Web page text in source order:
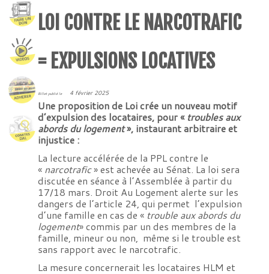
LOI CONTRE LE NARCOTRAFIC
= EXPULSIONS LOCATIVES
Billet publié le 4 février 2025
Une proposition de Loi crée un nouveau motif
d’expulsion des locataires, pour « troubles aux
abords du logement», instaurant arbitraire et
injustice :
La lecture accélérée de la PPL contre le
« narcotrafic» est achevée au Sénat. La loi sera
discutée en séance à l’Assemblée à partir du
17/18 mars. Droit Au Logement alerte sur les
dangers de l’article 24, qui permet l’expulsion
d’une famille en cas de «trouble aux abords du
logement» commis par un des membres de la
famille, mineur ou non, même si le trouble est
sans rapport avec le narcotrafic.
La mesure concernerait les locataires HLM et